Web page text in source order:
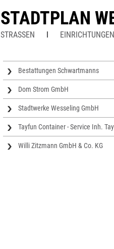
STADTPLAN
STRASSEN EINRICHTUNGEN
Bestattungen Schwartmanns
Dom Strom GmbH
Stadtwerke Wesseling GmbH
Tayfun Container - Service Inh.
Willi Zitzmann GmbH & Co. KG